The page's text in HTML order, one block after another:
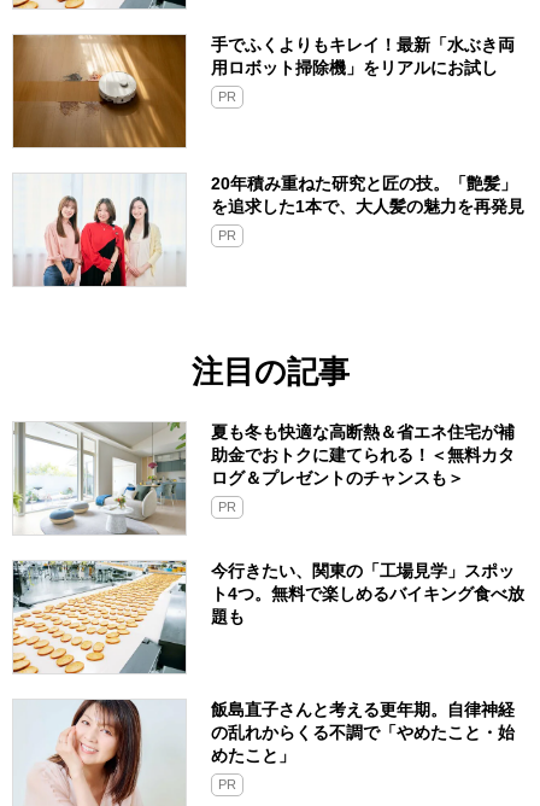
手でふくよりもキレイ！最新「水ぶき両
用ロボット掃除機」をリアルにお試し
PR
20年積み重ねた研究と匠の技。「艶髪」
を追求した1本で、大人髪の魅力を再発見
PR
注目の記事
夏も冬も快適な高断熱＆省エネ住宅が補
助金でおトクに建てられる！＜無料カタ
ログ＆プレゼントのチャンスも＞
PR
今行きたい、関東の「工場見学」スポッ
ト4つ。無料で楽しめるバイキング食べ放
題も
飯島直子さんと考える更年期。自律神経
の乱れからくる不調で「やめたこと・始
めたこと」
PR